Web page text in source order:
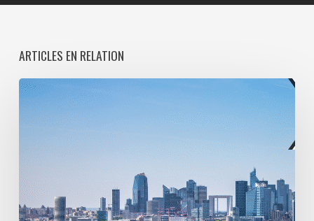
ARTICLES EN RELATION
Paris
La
Défense
consultation
pour
l’entretien